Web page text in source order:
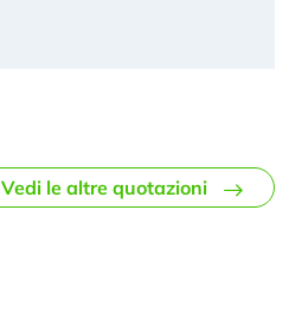
Vedi le altre quotazioni